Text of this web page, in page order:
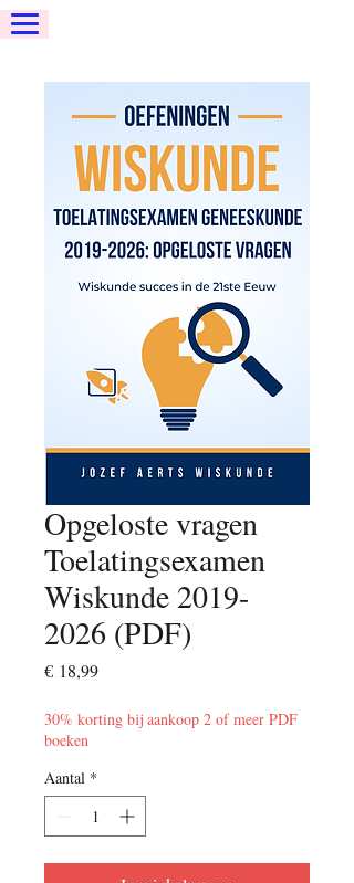
Opgeloste vragen
Toelatingsexamen
Wiskunde 2019-
2026 (PDF)
€ 18,99Prijs
30% korting bij aankoop 2 of meer PDF
boeken
Aantal *